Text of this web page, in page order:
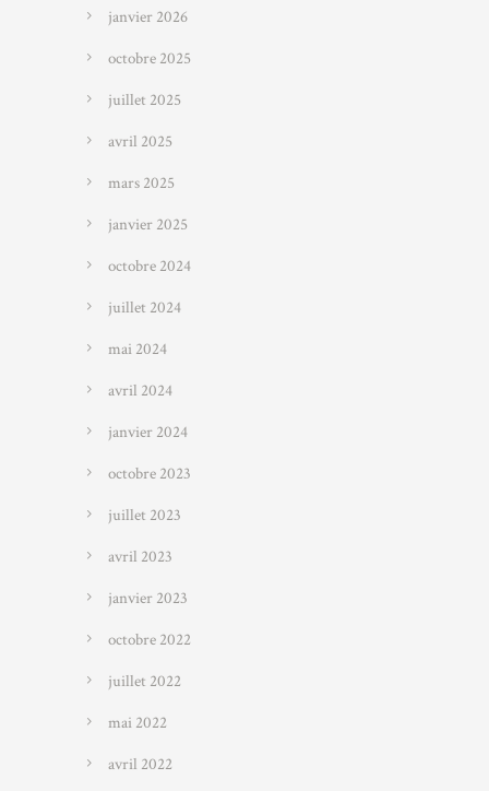
janvier 2026
octobre 2025
juillet 2025
avril 2025
mars 2025
janvier 2025
octobre 2024
juillet 2024
mai 2024
avril 2024
janvier 2024
octobre 2023
juillet 2023
avril 2023
janvier 2023
octobre 2022
juillet 2022
mai 2022
avril 2022